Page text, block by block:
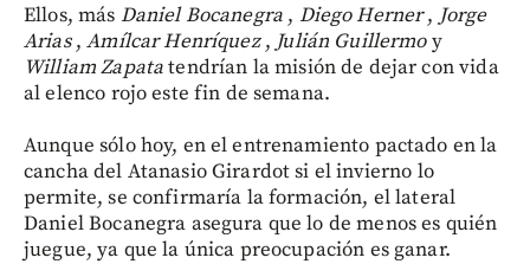
Ellos, más Daniel Bocanegra , Diego Herner, Jorge
Arias,Amílcar Henríquez, Julián Guillermoy
William Zapatatendrían la misión de dejar con vida
al elenco rojo este fin de semana.
Aunque sólo hoy, en el entrenamiento pactado en la
cancha del Atanasio Girardot si el invierno lo
permite, se confirmaría la formación, el lateral
Daniel Bocanegra asegura que lo de menos es quién
juegue, ya que la única preocupación es ganar.